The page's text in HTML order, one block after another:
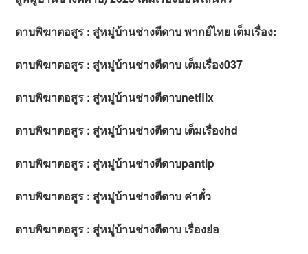
ดาบพิฆาตอสูร : สู่หมู่บ้านช่างตีดาบ พากย์ไทย เต็มเรื่อง:
ดาบพิฆาตอสูร : สู่หมู่บ้านช่างตีดาบ เต็มเรื่อง037
ดาบพิฆาตอสูร : สู่หมู่บ้านช่างตีดาบnetflix
ดาบพิฆาตอสูร : สู่หมู่บ้านช่างตีดาบ เต็มเรื่องhd
ดาบพิฆาตอสูร : สู่หมู่บ้านช่างตีดาบpantip
ดาบพิฆาตอสูร : สู่หมู่บ้านช่างตีดาบ ค่าตั๋ว
ดาบพิฆาตอสูร : สู่หมู่บ้านช่างตีดาบ เรื่องย่อ